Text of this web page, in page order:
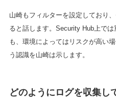
山崎もフィルターを設定しており
ると話します。Security Hub上で
も、環境によってはリスクが高い
う認識を山崎は示します。
どのようにログを収集し